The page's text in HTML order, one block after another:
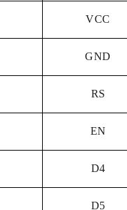
VCC
GND
RS
EN
D4
D5